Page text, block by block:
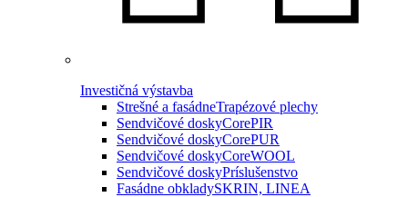
Investičná výstavba
Strešné a fasádneTrapézové plechy
Sendvičové doskyCorePIR
Sendvičové doskyCorePUR
Sendvičové doskyCoreWOOL
Sendvičové doskyPríslušenstvo
Fasádne obkladySKRIN, LINEA